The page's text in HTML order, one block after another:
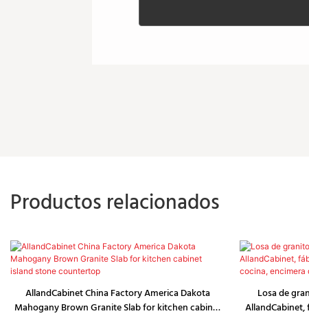
Productos relacionados
AllandCabinet China Factory America Dakota
Mahogany Brown Granite Slab for kitchen cabinet
Losa de
AllandCabinet,